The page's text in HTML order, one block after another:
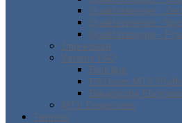
Qualitätssiegel -
Qualitätssiegel -
Qualitätssiegel -
Impressum
Vereins FAQ
Beiträge
FSJ beim MTV
Bayerische
MTV Downloads
Termine